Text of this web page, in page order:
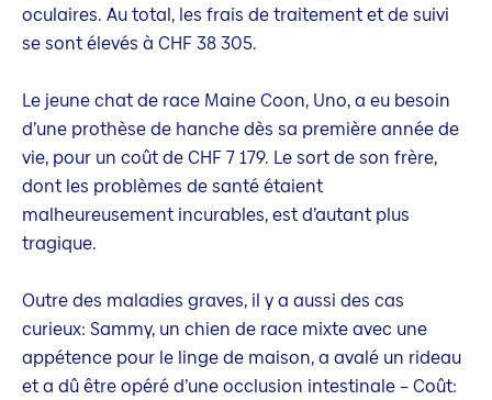
oculaires. Au total, les frais de traitement et de suivi
se sont élevés à CHF 38 305.
Le jeune chat de race Maine Coon, Uno, a eu besoin
d’une prothèse de hanche dès sa première année de
vie, pour un coût de CHF 7 179. Le sort de son frère,
dont les problèmes de santé étaient
malheureusement incurables, est d’autant plus
tragique.
Outre des maladies graves, il y a aussi des cas
curieux: Sammy, un chien de race mixte avec une
appétence pour le linge de maison, a avalé un rideau
et a dû être opéré d’une occlusion intestinale – Coût: